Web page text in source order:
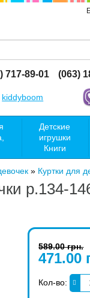
717-89-01 (063)
kiddyboom
Детские
игрушки
Книги
» Куртки для
р.134-
589.00 грн.
471.00
Кол-во: